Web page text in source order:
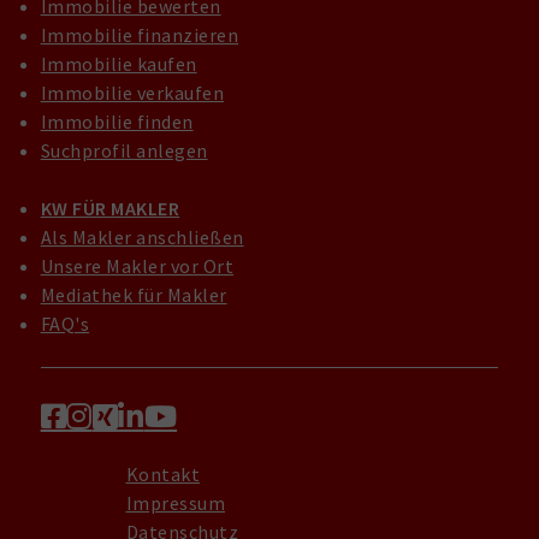
Immobilie bewerten
Immobilie finanzieren
Immobilie kaufen
Immobilie verkaufen
Immobilie finden
Suchprofil anlegen
KW FÜR MAKLER
Als Makler anschließen
Unsere Makler vor Ort
Mediathek für Makler
FAQ's
Kontakt
Impressum
Datenschutz